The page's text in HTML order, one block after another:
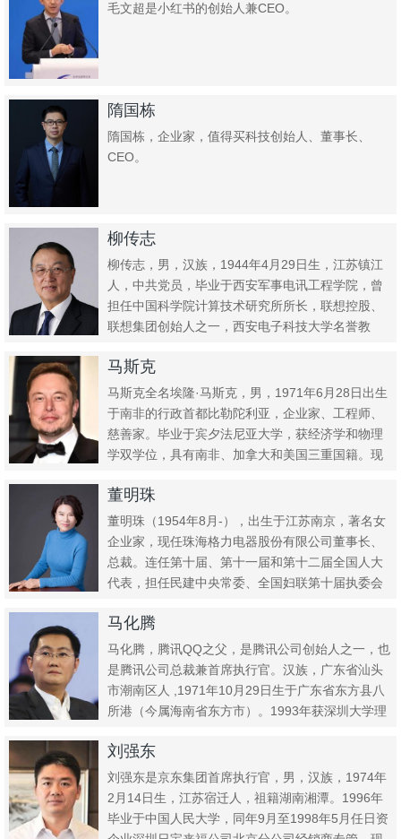
毛文超是小红书的创始人兼CEO。
隋国栋
隋国栋，企业家，值得买科技创始人、董事长、
CEO。
柳传志
柳传志，男，汉族，1944年4月29日生，江苏镇江
人，中共党员，毕业于西安军事电讯工程学院，曾
担任中国科学院计算技术研究所所长，联想控股、
联想集团创始人之一，西安电子科技大学名誉教
马斯克
马斯克全名埃隆·马斯克，男，1971年6月28日出生
于南非的行政首都比勒陀利亚，企业家、工程师、
慈善家。毕业于宾夕法尼亚大学，获经济学和物理
学双学位，具有南非、加拿大和美国三重国籍。现
董明珠
董明珠（1954年8月-），出生于江苏南京，著名女
企业家，现任珠海格力电器股份有限公司董事长、
总裁。连任第十届、第十一届和第十二届全国人大
代表，担任民建中央常委、全国妇联第十届执委会
马化腾
马化腾，腾讯QQ之父，是腾讯公司创始人之一，也
是腾讯公司总裁兼首席执行官。汉族，广东省汕头
市潮南区人 ,1971年10月29日生于广东省东方县八
所港（今属海南省东方市）。1993年获深圳大学理
刘强东
刘强东是京东集团首席执行官，男，汉族，1974年
2月14日生，江苏宿迁人，祖籍湖南湘潭。1996年
毕业于中国人民大学，同年9月至1998年5月任日资